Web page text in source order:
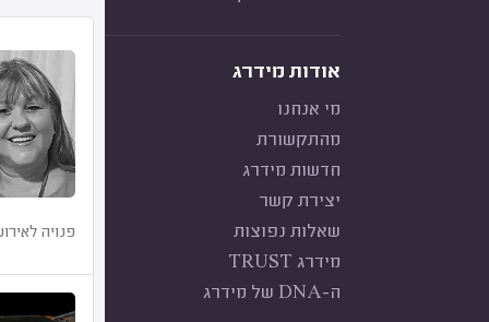
אודות מידרג
מי אנחנו
מהתקשורת
חדשות מידרג
יצירת קשר
שאלות נפוצות
מידרג TRUST
ה-DNA של מידרג
פנויה